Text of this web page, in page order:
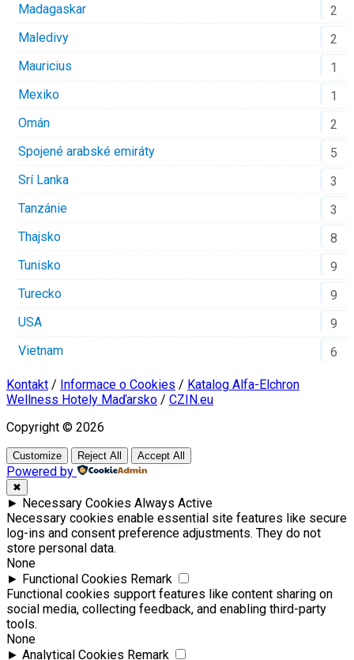
Madagaskar
2
Maledivy
2
Mauricius
1
Mexiko
1
Omán
2
Spojené arabské emiráty
5
Srí Lanka
3
Tanzánie
3
Thajsko
8
Tunisko
9
Turecko
9
USA
9
Vietnam
6
Kontakt / Informace o Cookies / Katalog Alfa-Elchron
Wellness Hotely Maďarsko / CZIN.eu
Copyright © 2026
Customize Reject All Accept All
Powered by
✖
► Necessary Cookies Always Active
Necessary cookies enable essential site features like secure
log-ins and consent preference adjustments. They do not
store personal data.
None
► Functional Cookies Remark
Functional cookies support features like content sharing on
social media, collecting feedback, and enabling third-party
tools.
None
► Analytical Cookies Remark